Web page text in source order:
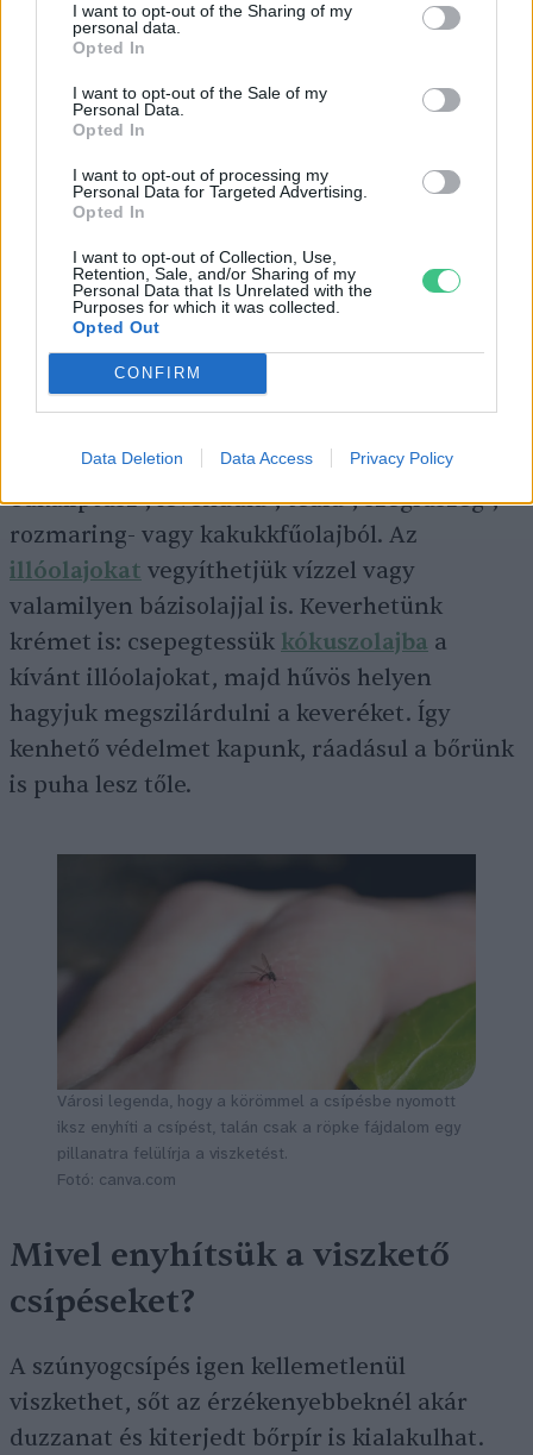
I want to opt-out of the Sharing of my
personal data.
Opted In
I want to opt-out of the Sale of my
Personal Data.
Opted In
I want to opt-out of processing my
Personal Data for Targeted Advertising.
Opted In
I want to opt-out of Collection, Use,
Retention, Sale, and/or Sharing of my
Personal Data that Is Unrelated with the
Purposes for which it was collected.
Opted Out
CONFIRM
Data Deletion Data Access Privacy Policy
A fent felsorolt illóolajok mindegyike nagyon
hatékony, de használat előtt mindenképpen
érdemes kis felületen kipróbálni őket, hogy
nem érzékeny-e rájuk a bőrünk. Figyeljük
arra is, hogy soha ne alkalmazzuk őket
pedig egyáltalán nem tanácsos illóolajokat
használni, noha többnaturkozmetikum
illóolajos terméke
csecsemők bőrére is fújható.
Készíthetünkspray-tcitrom-, menta-,
eukaliptusz-, levendula-, teafa-, szegfűszeg-,
rozmaring- vagy kakukkfűolajból. Az
illóolajokat vegyíthetjük vízzel vagy
valamilyen bázisolajjal is. Keverhetünk
krémet is: csepegtessük kókuszolajba a
kívánt illóolajokat, majd hűvös helyen
hagyjuk megszilárdulni a keveréket. Így
kenhető védelmet kapunk, ráadásul a bőrünk
is puha lesz tőle.
Városi legenda, hogy a körömmel a csípésbe nyomott
iksz enyhíti a csípést, talán csak a röpke fájdalom egy
pillanatra felülírja a viszketést.
Fotó: canva.com
Mivel enyhítsük a viszkető
csípéseket?
A szúnyogcsípés igen kellemetlenül
viszkethet, sőt az érzékenyebbeknél akár
duzzanat és kiterjedt bőrpír is kialakulhat.